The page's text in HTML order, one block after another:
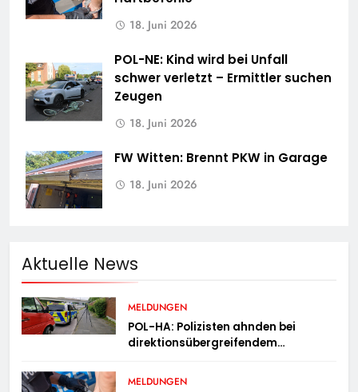
18. Juni 2026
POL-NE: Kind wird bei Unfall
schwer verletzt – Ermittler suchen
Zeugen
18. Juni 2026
FW Witten: Brennt PKW in Garage
18. Juni 2026
Aktuelle News
MELDUNGEN
POL-HA: Polizisten ahnden bei
direktionsübergreifendem
MELDUNGEN